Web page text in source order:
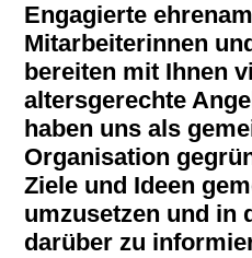
Engagierte
Mitarbeiterinnen
bereiten mit Ihnen
altersgerechte
haben uns als
Organisation
Ziele und Ideen
umzusetzen und in
darüber zu